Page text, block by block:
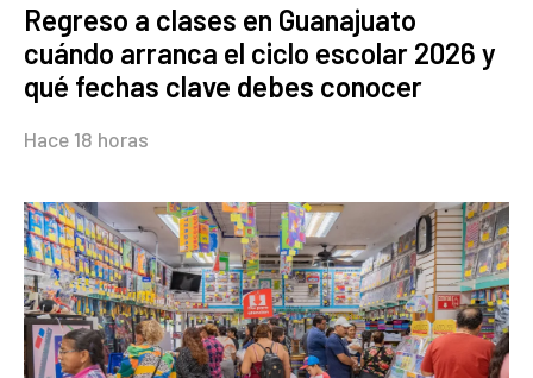
Regreso a clases en Guanajuato
cuándo arranca el ciclo escolar 2026 y
qué fechas clave debes conocer
Hace 18 horas